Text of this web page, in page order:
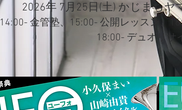
2026年 7月25日(土) かじまちヤ
14:00- 金管塾、15:00- 公開レッスン、
​18:00- デュオリサ